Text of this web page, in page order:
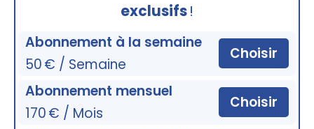
exclusifs!
Abonnement à la semaine
50 € / Semaine
Choisir
Abonnement mensuel
170 € / Mois
Choisir